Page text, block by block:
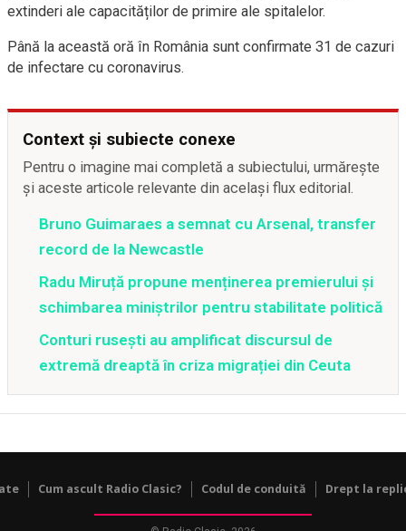
extinderi ale capacităților de primire ale spitalelor.
Până la această oră în România sunt confirmate 31 de cazuri
de infectare cu coronavirus.
Context și subiecte conexe
Pentru o imagine mai completă a subiectului, urmărește
și aceste articole relevante din același flux editorial.
Bruno Guimaraes a semnat cu Arsenal, transfer
record de la Newcastle
Radu Miruță propune menținerea premierului și
schimbarea miniștrilor pentru stabilitate politică
Conturi rusești au amplificat discursul de
extremă dreaptă în criza migrației din Ceuta
Cum ascult Radio Clasic? Codul de conduită Drept la